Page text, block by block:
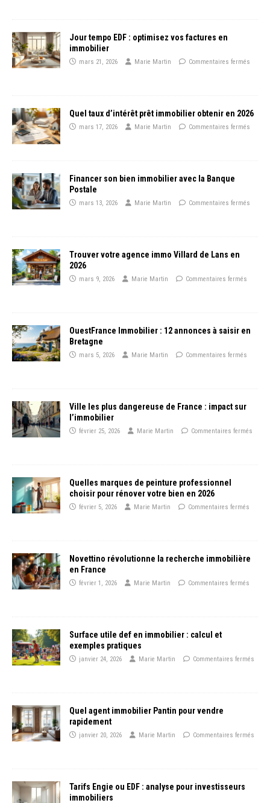
Jour tempo EDF : optimisez vos factures en
immobilier
mars 21, 2026 Marie Martin Commentaires fermés
Quel taux d’intérêt prêt immobilier obtenir en 2026
mars 17, 2026 Marie Martin Commentaires fermés
Financer son bien immobilier avec la Banque
Postale
mars 13, 2026 Marie Martin Commentaires fermés
Trouver votre agence immo Villard de Lans en
2026
mars 9, 2026 Marie Martin Commentaires fermés
OuestFrance Immobilier : 12 annonces à saisir en
Bretagne
mars 5, 2026 Marie Martin Commentaires fermés
Ville les plus dangereuse de France : impact sur
l’immobilier
février 25, 2026 Marie Martin Commentaires fermés
Quelles marques de peinture professionnel
choisir pour rénover votre bien en 2026
février 5, 2026 Marie Martin Commentaires fermés
Novettino révolutionne la recherche immobilière
en France
février 1, 2026 Marie Martin Commentaires fermés
Surface utile def en immobilier : calcul et
exemples pratiques
janvier 24, 2026 Marie Martin Commentaires fermés
Quel agent immobilier Pantin pour vendre
rapidement
janvier 20, 2026 Marie Martin Commentaires fermés
Tarifs Engie ou EDF : analyse pour investisseurs
immobiliers